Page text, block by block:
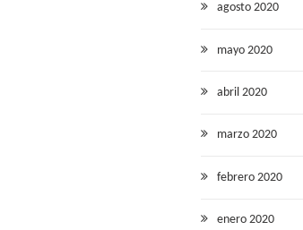
agosto 2020
mayo 2020
abril 2020
marzo 2020
febrero 2020
enero 2020